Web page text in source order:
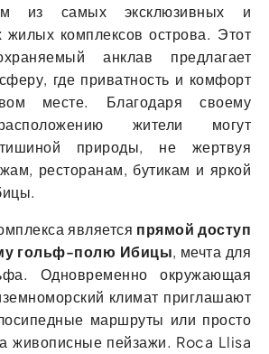
из самых эксклюзивных и
жилых комплексов острова. Этот
анклав предлагает
где приватность и комфорт
месте. Благодаря своему
жители могут
природы, не жертвуя
ресторанам, бутикам и яркой
является прямой доступ
гольф-полю Ибицы, мечта для
Одновременно окружающая
климат приглашают
маршруты или просто
живописные пейзажи. Roca Llisa